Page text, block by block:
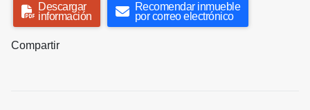
Descargar
información
Recomendar inmueble
por correo electrónico
Compartir